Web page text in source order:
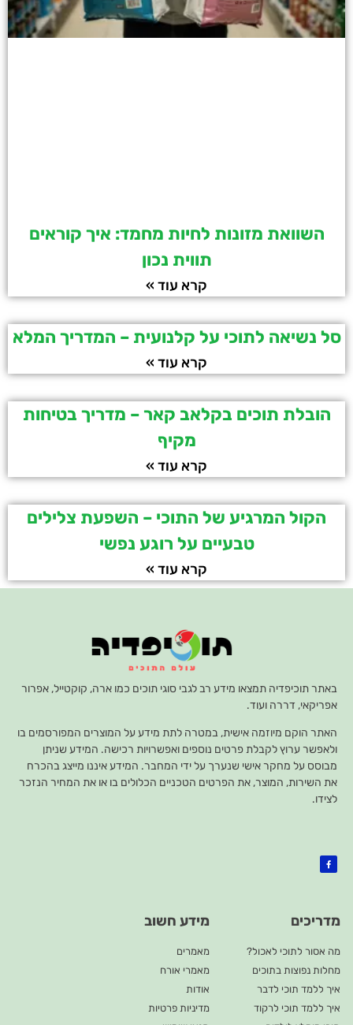
השוואת מזונות לחיות מחמד: איך קוראים
תווית נכון
קרא עוד »
סל נשיאה לתוכי על קלנועית – המדריך המלא
קרא עוד »
הובלת תוכים בקלאב קאר – מדריך בטיחות
מקיף
קרא עוד »
הקול המרגיע של התוכי – השפעת צלילים
טבעיים על רוגע נפשי
קרא עוד »
באתר תוכיפדיה תמצאו מידע רב לגבי סוגי תוכים כמו ארה, קוקטייל, אפרור
אפריקאי, דררה ועוד.
האתר הוקם מיוזמה אישית, במטרה לתת מידע על המוצרים המפורסמים בו
ולאפשר ערוץ לקבלת פרטים נוספים ואפשרויות רכישה. המידע שניתן
מבוסס על מחקר אישי שנערך על ידי המחבר. המידע איננו מייצג בהכרח
את השירות, המוצר, את הפרטים הטכניים הכלולים בו או את המחיר הנזכר
לצידו.
מדריכים
מה אסור לתוכי לאכול?
מחלות נפוצות בתוכים
איך ללמד תוכי לדבר
איך ללמד תוכי לרקוד
מידע חשוב
מאמרים
מאמרי אורח
אודות
מדיניות פרטיות